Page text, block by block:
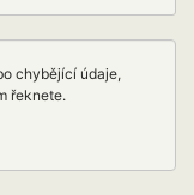
chybějící údaje,
řeknete.